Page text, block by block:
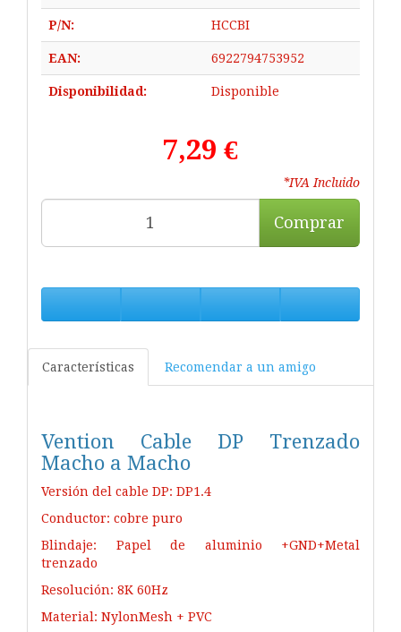
P/N: HCCBI
EAN: 6922794753952
Disponibilidad: Disponible
7,29 €
*IVA Incluido
Comprar
Características Recomendar a un amigo
Vention Cable DP Trenzado
Macho a Macho
Versión del cable DP: DP1.4
Conductor: cobre puro
Blindaje: Papel de aluminio +GND+Metal
trenzado
Resolución: 8K 60Hz
Material: NylonMesh + PVC